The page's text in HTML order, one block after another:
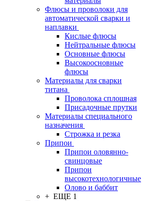
Флюсы и проволоки для
автоматической сварки и
наплавки
Кислые флюсы
Нейтральные флюсы
Основные флюсы
Высокоосновные
флюсы
Материалы для сварки
титана
Проволока сплошная
Присадочные прутки
Материалы специального
назначения
Строжка и резка
Припои
Припои оловянно-
свинцовые
Припои
высокотехнологичные
Олово и баббит
+ ЕЩЕ 1